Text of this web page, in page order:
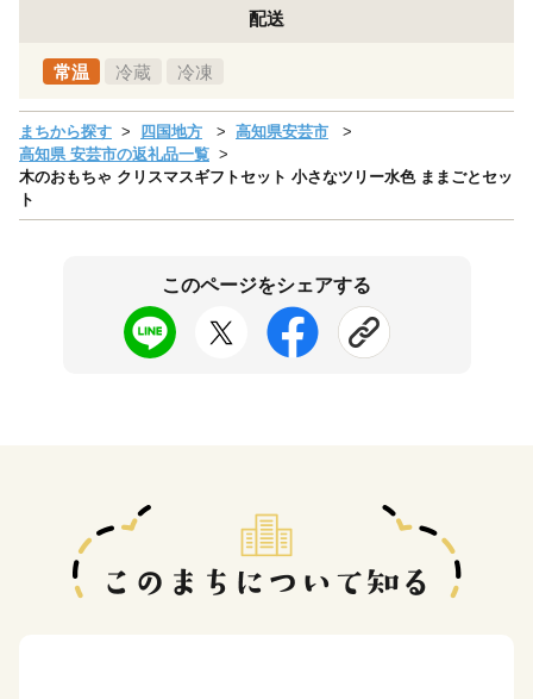
配送
常温 冷蔵 冷凍
まちから探す 四国地方
高知県安芸市
高知県 安芸市の返礼品一覧
木のおもちゃ クリスマスギフトセット 小さなツリー水色 ままごとセッ
ト
このページをシェアする